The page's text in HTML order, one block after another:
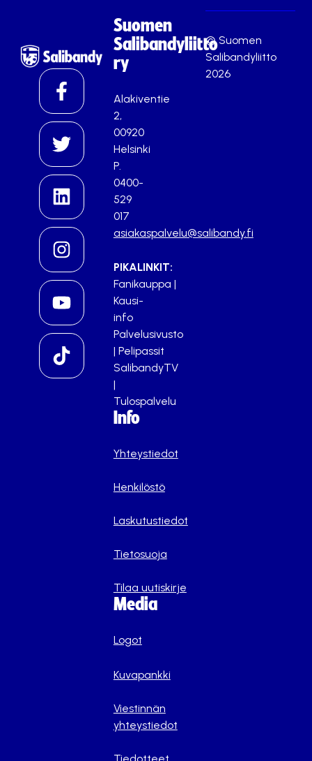
Suomen
Salibandyliitto
ry
Alakiventie
2,
00920
Helsinki
P.
0400-
529
017
asiakaspalvelu@salibandy.fi
PIKALINKIT:
Fanikauppa |
Kausi-
info
Palvelusivusto
| Pelipassit
SalibandyTV
|
Tulospalvelu
Info
Yhteystiedot
Henkilöstö
Laskutustiedot
Tietosuoja
Tilaa uutiskirje
Media
Logot
Kuvapankki
Viestinnän
yhteystiedot
Tiedotteet
© Suomen
Salibandyliitto
2026